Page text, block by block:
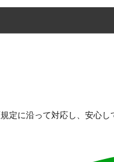
定に沿って対応し、安心